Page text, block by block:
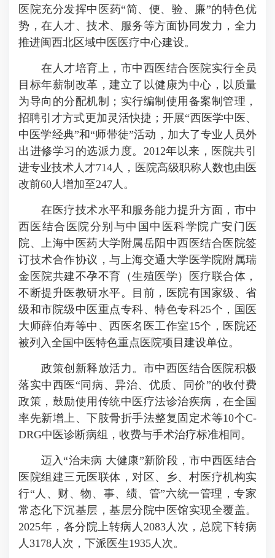
医院充分发挥中医药“简、便、验、廉”的特色优
势，在人才、技术、服务等方面协同发力，全力
推进闽西北区域中医医疗中心建设。
在人才培育上，市中西医结合医院实行全员
目标年薪制改革，建立了以健康为中心，以质量
为导向的分配机制；实行编制使用备案制管理，
招聘引才方式更加灵活快捷；开展“西医学中医、
中医学经典”和“师带徒”活动，加大了专业人员外
出进修学习的选派力度。2012年以来，医院共引
进专业技术人才714人，医院高级职称人数也由医
改前60人增加至247人。
在医疗技术水平和服务能力提升方面，市中
西医结合医院分别与中国中医科学院广安门医
院、上海中医药大学附属岳阳中西医结合医院签
订技术合作协议，与上海交通大学医学院附属瑞
金医院共建不孕不育（生殖医学）医疗联合体，
不断提升医教研水平。目前，医院有国家级、省
级和市院级中医重点专科、特色专科25个，国医
大师薛伯寿等中、西医名医工作室15个，医院还
被列入全国中医特色重点医院项目建设单位。
政策创新释放活力。市中西医结合医院积极
落实中西医“同病、异治、优质、同价”的收付费
政策，鼓励使用传统中医疗法诊治疾病，在全国
率先新增上、下肢骨折手法整复固定术等10个C-
DRG中医诊断病组，收费与手术治疗标准相同。
迈入“治未病 大健康”新阶段，市中西医结合
医院组建三元医联体，对区、乡、村医疗机构实
行“人、财、物、事、绩、管”六统一管理，专家
常态化下沉基层，基层分院中医馆实现全覆盖。
2025年，各分院上转病人2083人次，总院下转病
人3178人次，下派医生1935人次。